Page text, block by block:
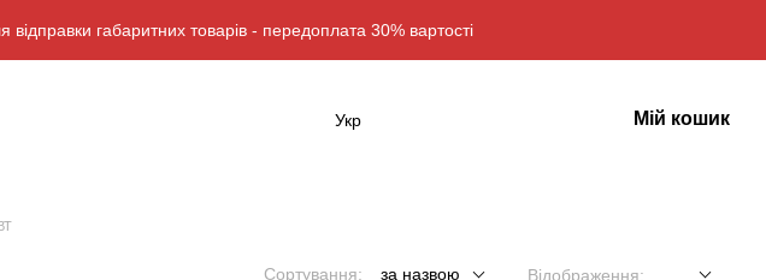
габаритних товарів - передоплата 30% вартості
Укр Мій кошик
Сортування: за назвою Відображення: